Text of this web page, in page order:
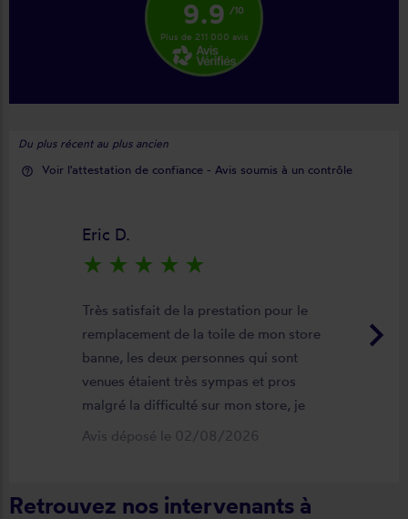
9.9 /10
Plus de 211 000 avis
Du plus récent au plus ancien
help_outline Voir l'attestation de confiance - Avis soumis à un contrôle
keyboard_arrow_right
Eric D.
star_rate star_rate star_rate star_rate star_rate
Très satisfait de la prestation pour le
remplacement de la toile de mon store
banne, les deux personnes qui sont
venues étaient très sympas et pros
malgré la difficulté sur mon store, je
suis satisfait du résultat et du
de la pose je recommande ????
Avis déposé le 02/08/2026
Retrouvez nos intervenants à